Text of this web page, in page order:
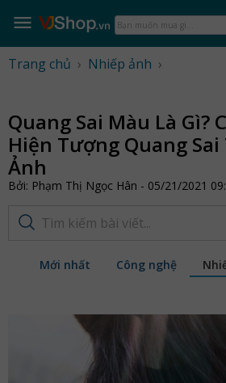
Bạn
muốn
mua
gì...
Trang chủ › Nhiếp ảnh ›
Quang Sai Màu Là Gì?
Hiện Tượng Quang
Ảnh
Bởi: Phạm Thị Ngọc Hân - 05/21/2021
Search
post
Mới nhất Công nghệ